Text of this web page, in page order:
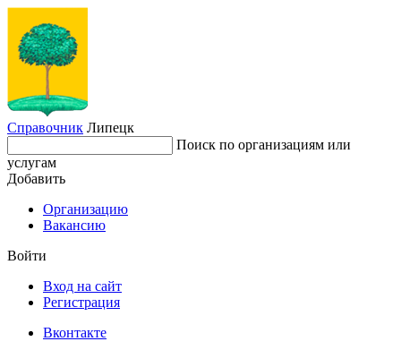
Справочник Липецк
Поиск по организациям или
услугам
Добавить
Организацию
Вакансию
Войти
Вход на сайт
Регистрация
Вконтакте